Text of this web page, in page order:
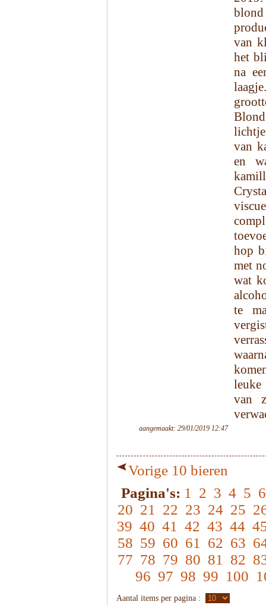
blond
van
het
na
van
en
hop
met
wat
te
leuke
van
aangemaakt: 29/01/2019 12:47
Vorige 10 bieren
Pagina's: 1 2 3 4 5 6
20 21 22 23 24 25
39 40 41 42 43 44
58 59 60 61 62 63
77 78 79 80 81 82
96 97 98 99 100
Aantal items per pagina :